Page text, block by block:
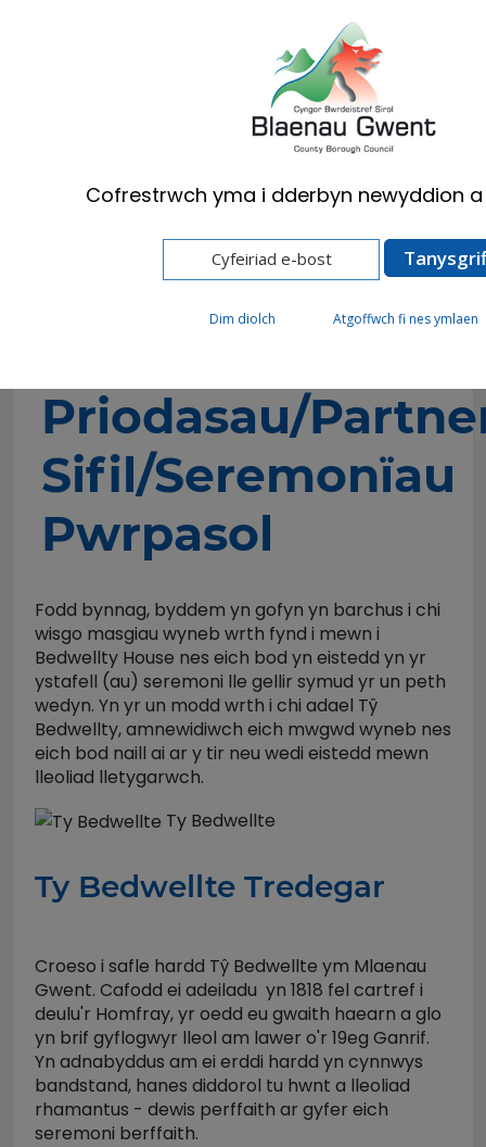
Genedigaethau marwolaethau & priodasau
Priodasau/Partneriaethau Sifil/Seremonïau
Priodasau/
Sifil/Seremonïau
Pwrpasol
Fodd bynnag, byddem yn gofyn yn barchus i chi
wisgo masgiau wyneb wrth fynd i mewn i
Bedwellty House nes eich bod yn eistedd yn yr
ystafell (au) seremoni lle gellir symud yr un peth
wedyn. Yn yr un modd wrth i chi adael Tŷ
Bedwellty, amnewidiwch eich mwgwd wyneb nes
eich bod naill ai ar y tir neu wedi eistedd mewn
lleoliad lletygarwch.
Ty Bedwellte
Ty Bedwellte Tredegar
Croeso i safle hardd Tŷ Bedwellte ym Mlaenau
Gwent. Cafodd ei adeiladu yn 1818 fel cartref i
deulu'r Homfray, yr oedd eu gwaith haearn a glo
yn brif gyflogwyr lleol am lawer o'r 19eg Ganrif.
Yn adnabyddus am ei erddi hardd yn cynnwys
bandstand, hanes diddorol tu hwnt a lleoliad
rhamantus - dewis perffaith ar gyfer eich
seremoni berffaith.
Cofrestrwch yma i dderbyn newyddion
Dim diolch Atgoffwch fi nes ymlaen